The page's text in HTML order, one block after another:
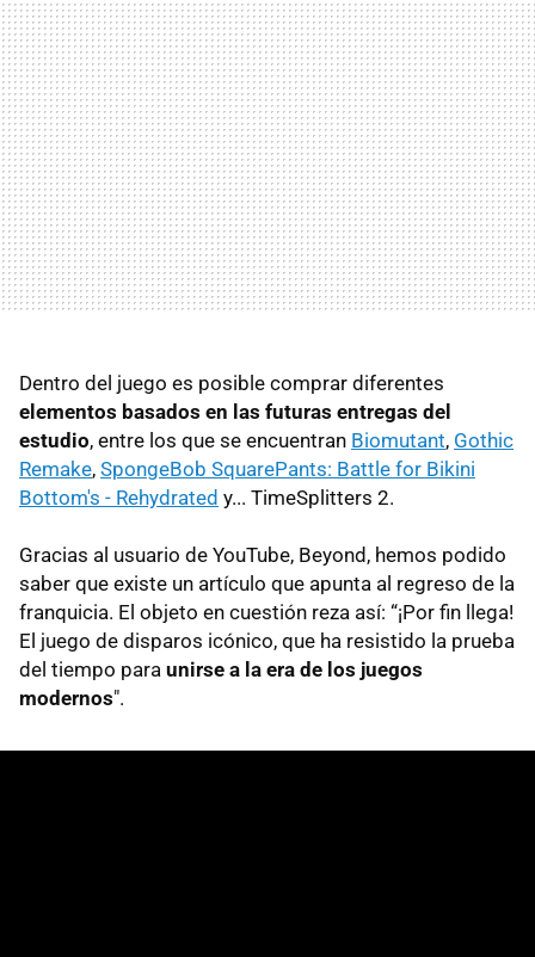
Dentro del juego es posible comprar diferentes
elementos basados en las futuras entregas del
estudio, entre los que se encuentran Biomutant, Gothic
Remake, SpongeBob SquarePants: Battle for Bikini
Bottom's - Rehydrated y... TimeSplitters 2.
Gracias al usuario de YouTube, Beyond, hemos podido
saber que existe un artículo que apunta al regreso de la
franquicia. El objeto en cuestión reza así: “¡Por ​​fin llega!
El juego de disparos icónico, que ha resistido la prueba
del tiempo para unirse a la era de los juegos
modernos".